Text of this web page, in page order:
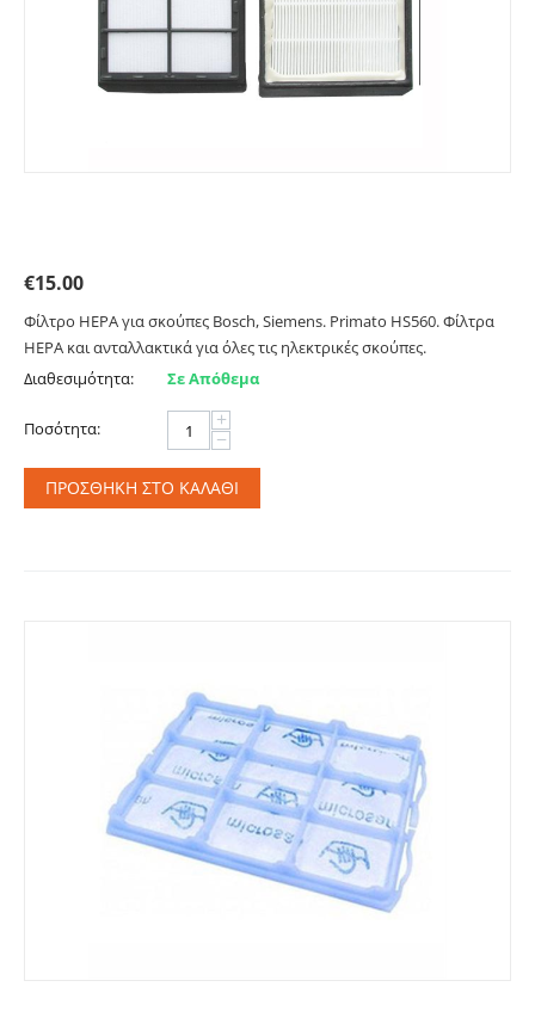
€15.00
Φίλτρο HEPA για σκούπες Bosch, Siemens. Primato HS560. Φίλτρα
HEPA και ανταλλακτικά για όλες τις ηλεκτρικές σκούπες.
Διαθεσιμότητα:
Σε Απόθεμα
Ποσότητα: +
−
ΠΡΟΣΘΉΚΗ ΣΤΟ ΚΑΛΆΘΙ